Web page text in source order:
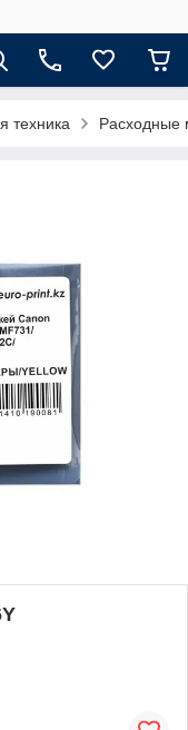
техника Расходные